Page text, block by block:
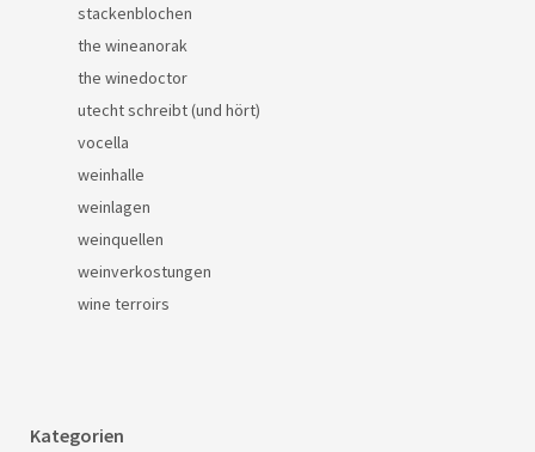
stackenblochen
the wineanorak
the winedoctor
utecht schreibt (und hört)
vocella
weinhalle
weinlagen
weinquellen
weinverkostungen
wine terroirs
Kategorien